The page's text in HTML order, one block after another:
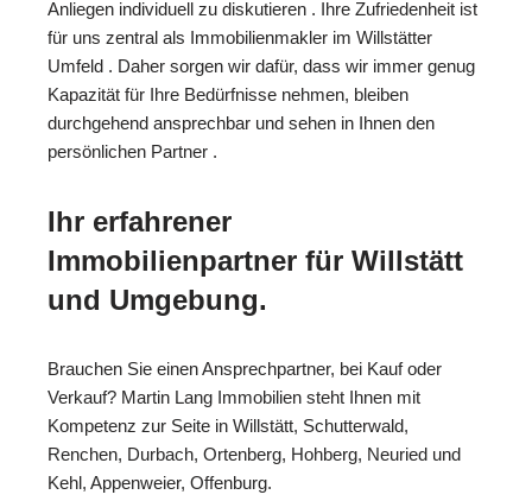
Anliegen individuell zu diskutieren . Ihre Zufriedenheit ist
für uns zentral als Immobilienmakler im Willstätter
Umfeld . Daher sorgen wir dafür, dass wir immer genug
Kapazität für Ihre Bedürfnisse nehmen, bleiben
durchgehend ansprechbar und sehen in Ihnen den
persönlichen Partner .
Ihr erfahrener
Immobilienpartner für Willstätt
und Umgebung.
Brauchen Sie einen Ansprechpartner, bei Kauf oder
Verkauf? Martin Lang Immobilien steht Ihnen mit
Kompetenz zur Seite in Willstätt, Schutterwald,
Renchen, Durbach, Ortenberg, Hohberg, Neuried und
Kehl, Appenweier, Offenburg.